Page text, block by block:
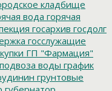
кладбище
вода горячая
госархив госдолг
госслужащие
ГП "Фармация"
воды график
грунтовые